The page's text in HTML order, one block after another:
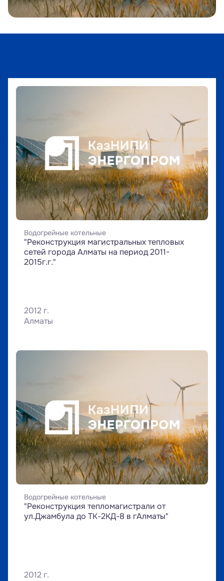
Водогрейные котельные
"Реконструкция магистральных тепловых
сетей города Алматы на период 2011-
2015г.г."
2012 г.
Алматы
Водогрейные котельные
"Реконструкция тепломагистрали от
ул.Джамбула до ТК-2КД-8 в гАлматы"
2012 г.